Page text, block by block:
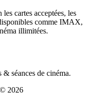
les cartes acceptées, les
comme IMAX,
illimitées.
séances de cinéma.
© 2026